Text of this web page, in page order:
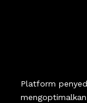
Platform